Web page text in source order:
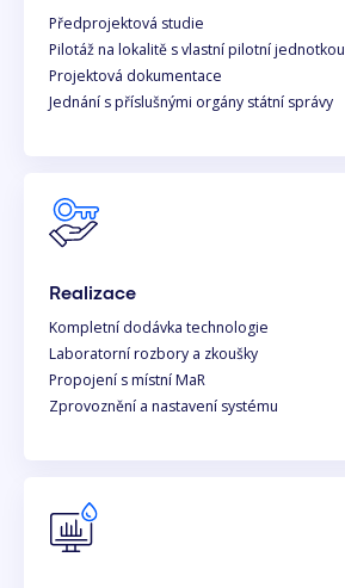
Předprojektová studie
Pilotáž na lokalitě s vlastní pilotní jednotkou
Projektová dokumentace
Jednání s příslušnými orgány státní správy
Realizace
Kompletní dodávka technologie
Laboratorní rozbory a zkoušky
Propojení s místní MaR
Zprovoznění a nastavení systému